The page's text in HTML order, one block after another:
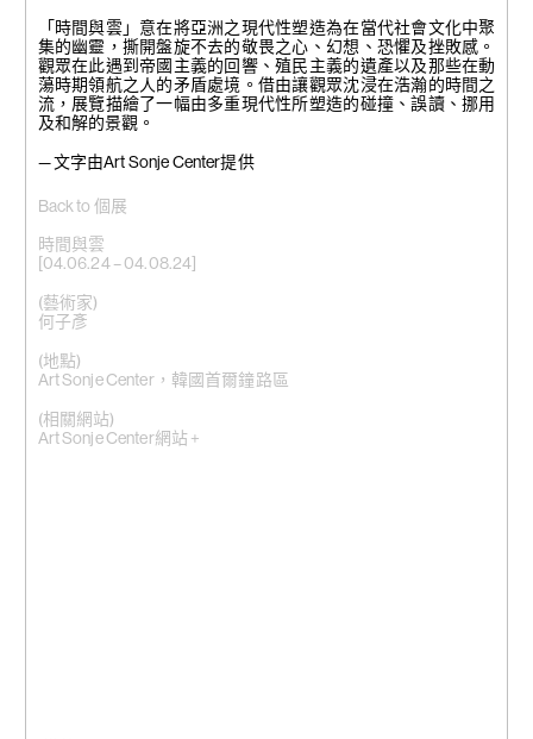
Back to 個展
時間與雲
[04.06.24 – 04.08.24]
(藝術家)
何子彥
(地點)
Art Sonje Center，韓國首爾鐘路區
(相關網站)
Art Sonje Center網站 +
「時間與雲」意在將亞洲之現代性塑造為在當代社會文化中聚
集的幽靈，撕開盤旋不去的敬畏之心、幻想、恐懼及挫敗感。
觀眾在此遇到帝國主義的回響、殖民主義的遺產以及那些在動
蕩時期領航之人的矛盾處境。借由讓觀眾沈浸在浩瀚的時間之
流，展覽描繪了一幅由多重現代性所塑造的碰撞、誤讀、挪用
及和解的景觀。
— 文字由Art Sonje Center提供